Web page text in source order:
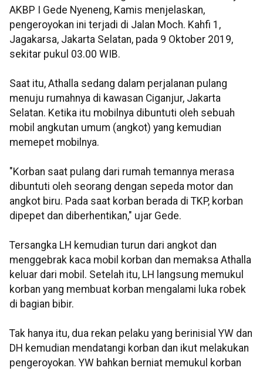
AKBP I Gede Nyeneng, Kamis menjelaskan,
pengeroyokan ini terjadi di Jalan Moch. Kahfi 1,
Jagakarsa, Jakarta Selatan, pada 9 Oktober 2019,
sekitar pukul 03.00 WIB.
Saat itu, Athalla sedang dalam perjalanan pulang
menuju rumahnya di kawasan Ciganjur, Jakarta
Selatan. Ketika itu mobilnya dibuntuti oleh sebuah
mobil angkutan umum (angkot) yang kemudian
memepet mobilnya.
"Korban saat pulang dari rumah temannya merasa
dibuntuti oleh seorang dengan sepeda motor dan
angkot biru. Pada saat korban berada di TKP, korban
dipepet dan diberhentikan," ujar Gede.
Tersangka LH kemudian turun dari angkot dan
menggebrak kaca mobil korban dan memaksa Athalla
keluar dari mobil. Setelah itu, LH langsung memukul
korban yang membuat korban mengalami luka robek
di bagian bibir.
Tak hanya itu, dua rekan pelaku yang berinisial YW dan
DH kemudian mendatangi korban dan ikut melakukan
pengeroyokan. YW bahkan berniat memukul korban